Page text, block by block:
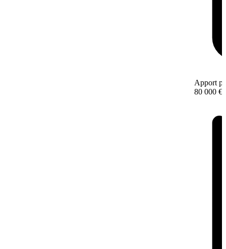
Apport
80 000 €